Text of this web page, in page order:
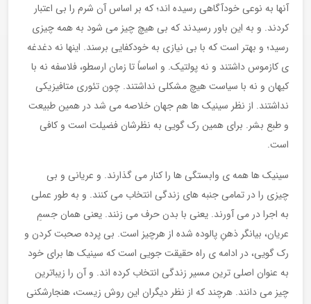
آنها به نوعی خودآگاهی رسیده اند؛ که بر اساس آن شرم را بی اعتبار
کردند. و به این باور رسیدند که بی هیچ چیز می شود به همه چیزی
رسید؛ و بهتر است که با بی نیازی به خودکفایی برسند. اینها نه دغدغه
ی کازموس داشتند و نه پولتیک. و اساساً تا زمان ارسطو، فلاسفه نه با
کیهان و نه با سیاست هیچ مشکلی نداشتند. چون تئوری متافیزیکی
نداشتند. از نظر سینیک ها هم جهان خلاصه می شد در همین طبیعت
و طبع بشر. برای همین رک گویی به نظرشان فضیلت است و کافی
است.
سینیک ها همه ی وابستگی ها را کنار می گذارند. و عریانی و بی
چیزی را در تمامی جنبه های زندگی انتخاب می کنند. و به طور عملی
به اجرا در می آورند. یعنی با بدن حرف می زنند. یعنی همان جسمِ
عریان، بیانگر ذهنِ پالوده شده از هرچیز است. بی پرده صحبت کردن و
رک گویی، در ادامه ی راه حقیقت جویی است که سینیک ها برای خود
به عنوان اصلی ترین مسیر زندگی انتخاب کرده اند. و آن را زیباترین
چیز می دانند. هرچند که از نظر دیگران این روش زیست، هنجارشکنی